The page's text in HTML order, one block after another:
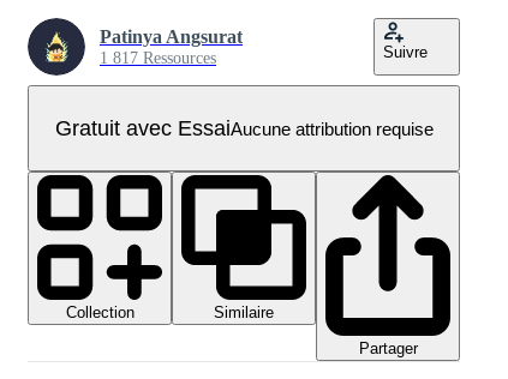
Patinya Angsurat
1 817 Ressources Suivre
Gratuit avec EssaiAucune attribution requise
Collection
Similaire
Partager